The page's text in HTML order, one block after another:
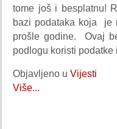
tome još i besplatnu!
bazi podataka koja je
prošle godine. Ovaj
podlogu koristi
Objavljeno u Vijesti
Više...